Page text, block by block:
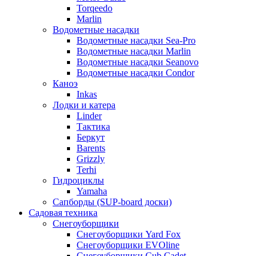
Torqeedo
Marlin
Водометные насадки
Водометные насадки Sea-Pro
Водометные насадки Marlin
Водометные насадки Seanovo
Водометные насадки Condor
Каноэ
Inkas
Лодки и катера
Linder
Тактика
Беркут
Barents
Grizzly
Terhi
Гидроциклы
Yamaha
Сапборды (SUP-board доски)
Садовая техника
Снегоуборщики
Снегоуборщики Yard Fox
Снегоуборщики EVOline